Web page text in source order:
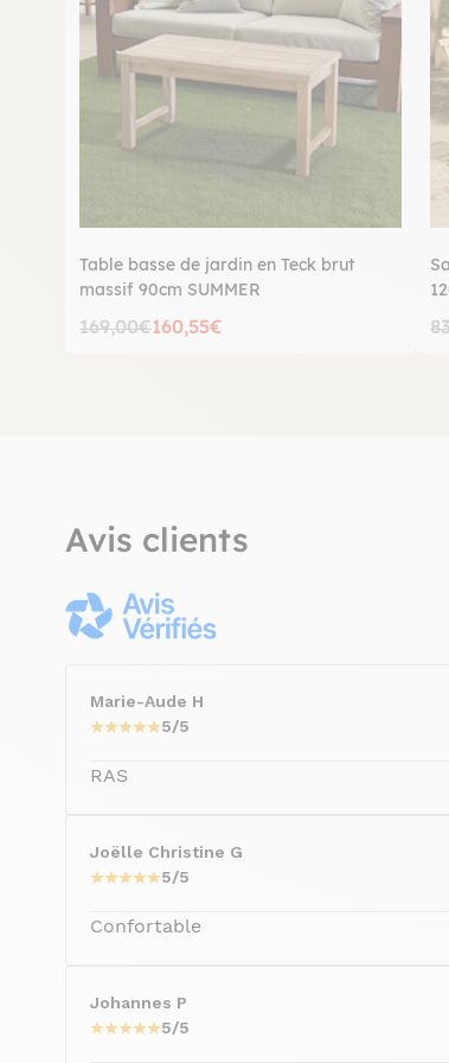
Table basse de jardin en Teck brut
massif 90cm SUMMER
169,00€160,55€
Avis clients
Marie-Aude H
5/5
RAS
Joëlle Christine G
5/5
Confortable
Johannes P
5/5